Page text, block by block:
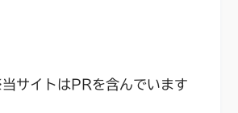
サイトはPRを含んでいます